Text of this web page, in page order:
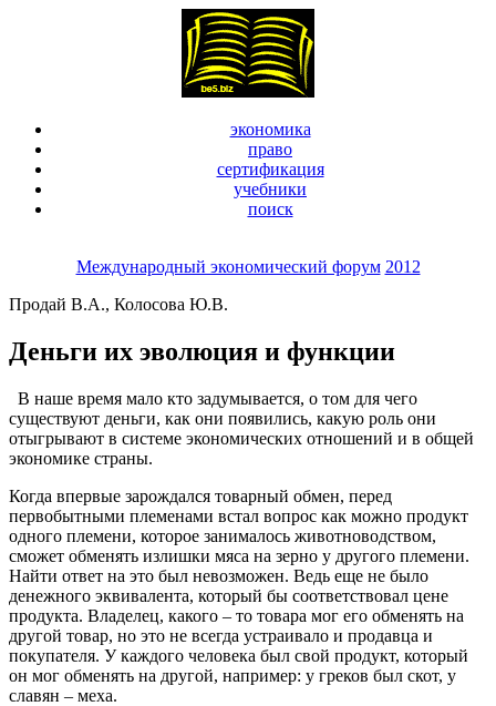
экономика
право
сертификация
учебники
поиск
Международный экономический форум 2012
Продай В.А., Колосова Ю.В.
Деньги их эволюция и функции
В наше время мало кто задумывается, о том для чего
существуют деньги, как они появились, какую роль они
отыгрывают в системе экономических отношений и в общей
экономике страны.
Когда впервые зарождался товарный обмен, перед
первобытными племенами встал вопрос как можно продукт
одного племени, которое занималось животноводством,
сможет обменять излишки мяса на зерно у другого племени.
Найти ответ на это был невозможен. Ведь еще не было
денежного эквивалента, который бы соответствовал цене
продукта. Владелец, какого – то товара мог его обменять на
другой товар, но это не всегда устраивало и продавца и
покупателя. У каждого человека был свой продукт, который
он мог обменять на другой, например: у греков был скот, у
славян – меха.